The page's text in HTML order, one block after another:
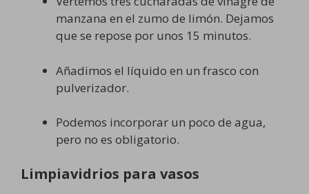
manzana en el zumo de limón. Dejamos
que se repose por unos 15 minutos.
Añadimos el líquido en un frasco con
pulverizador.
Podemos incorporar un poco de agua,
pero no es obligatorio.
Limpiavidrios para vasos